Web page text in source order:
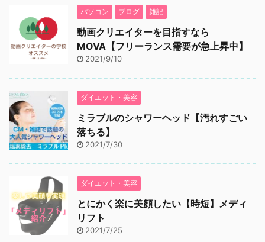
パソコン ブログ 雑記
動画クリエイターを目指すなら
MOVA【フリーランス需要が急上昇中】
2021/9/10
ダイエット・美容
ミラブルのシャワーヘッド【汚れすごい
落ちる】
2021/7/30
ダイエット・美容
とにかく楽に美顔したい【時短】メディ
リフト
2021/7/25